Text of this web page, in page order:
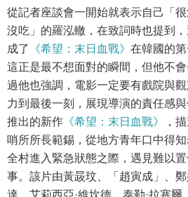
從記者座談會一開始就表示自己「
沒吃」的羅泓轍，在致詞時也提到
成了
《希望：末日血戰》 在韓國的
這正是最不想面對的瞬間，但他不
過他也強調，電影一定要有戲院與
力到最後一刻，展現導演的責任感
推出的新作 《希望：末日血戰》
，
哨所所長範錫，從地方青年口中得
全村進入緊急狀態之際，遇見難以
事。該片由黃晸玟、「趙寅成」、
達、艾莉西亞·維坎德、泰勒·拉塞爾